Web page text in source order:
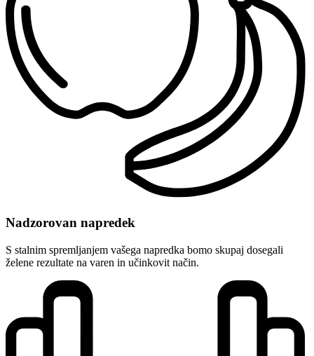
Nadzorovan napredek
S stalnim spremljanjem vašega napredka bomo skupaj dosegali
želene rezultate na varen in učinkovit način.